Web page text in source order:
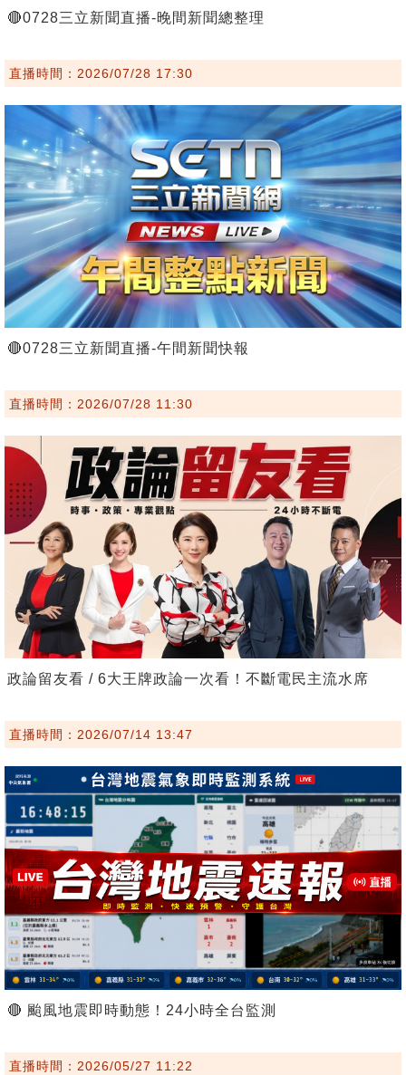
🔴0728三立新聞直播-晚間新聞總整理
直播時間：2026/07/28 17:30
🔴0728三立新聞直播-午間新聞快報
直播時間：2026/07/28 11:30
政論留友看 / 6大王牌政論一次看！不斷電民主流水席
直播時間：2026/07/14 13:47
🔴 颱風地震即時動態！24小時全台監測
直播時間：2026/05/27 11:22